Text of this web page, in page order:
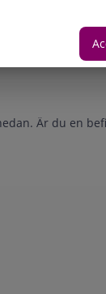
Är du en